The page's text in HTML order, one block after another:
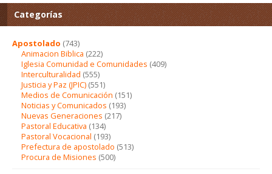
Categorías
Apostolado (743)
Animacion Biblica (222)
Iglesia Comunidad e Comunidades (409)
Interculturalidad (555)
Justicia y Paz (JPIC) (551)
Medios de Comunicación (151)
Noticias y Comunicados (193)
Nuevas Generaciones (217)
Pastoral Educativa (134)
Pastoral Vocacional (193)
Prefectura de apostolado (513)
Procura de Misiones (500)